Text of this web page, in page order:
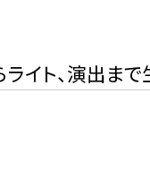
イト、演出ま